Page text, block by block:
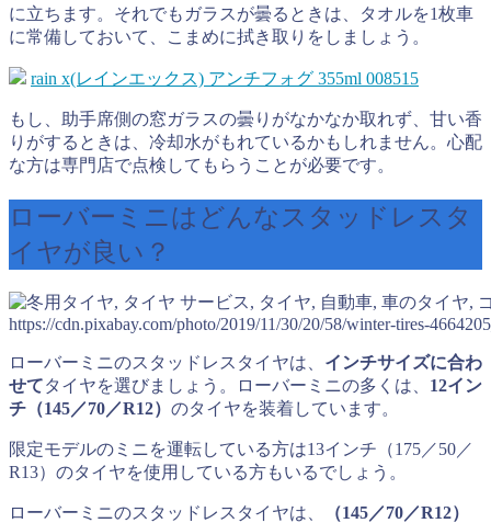
に立ちます。それでもガラスが曇るときは、タオルを1枚車
に常備しておいて、こまめに拭き取りをしましょう。
rain x(レインエックス) アンチフォグ 355ml 008515
もし、助手席側の窓ガラスの曇りがなかなか取れず、甘い香
りがするときは、冷却水がもれているかもしれません。心配
な方は専門店で点検してもらうことが必要です。
ローバーミニはどんなスタッドレスタ
イヤが良い？
https://cdn.pixabay.com/photo/2019/11/30/20/58/winter-tires-
ローバーミニのスタッドレスタイヤは、 インチサイズに合わ
せてタイヤを選びましょう。ローバーミニの多くは、 12イン
チ（145／70／R12） のタイヤを装着しています。
限定モデルのミニを運転している方は13インチ（175／50／
R13）のタイヤを使用している方もいるでしょう。
ローバーミニのスタッドレスタイヤは、
（145／70／R12）